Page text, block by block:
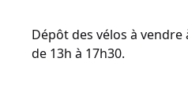
Dépôt des vélos à
de 13h à 17h30.